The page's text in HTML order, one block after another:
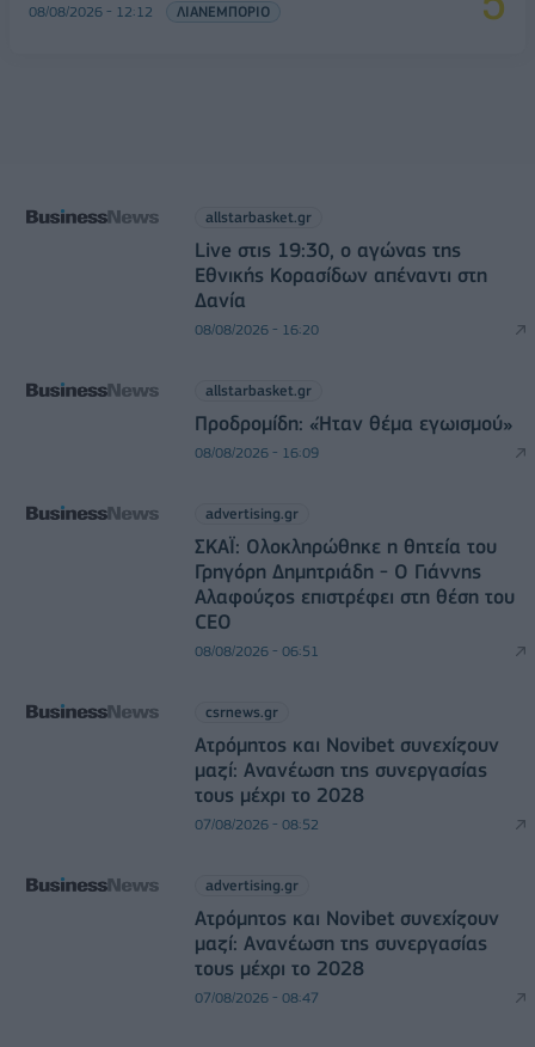
08/08/2026 - 12:12 ΛΙΑΝΕΜΠΟΡΙΟ
allstarbasket.gr
Live στις 19:30, ο αγώνας της
Εθνικής Κορασίδων απέναντι στη
Δανία
08/08/2026 - 16:20
allstarbasket.gr
Προδρομίδη: «Ήταν θέμα εγωισμού»
08/08/2026 - 16:09
advertising.gr
ΣΚΑΪ: Ολοκληρώθηκε η θητεία του
Γρηγόρη Δημητριάδη - Ο Γιάννης
Αλαφούζος επιστρέφει στη θέση του
CEO
08/08/2026 - 06:51
csrnews.gr
Ατρόμητος και Novibet συνεχίζουν
μαζί: Ανανέωση της συνεργασίας
τους μέχρι το 2028
07/08/2026 - 08:52
advertising.gr
Ατρόμητος και Novibet συνεχίζουν
μαζί: Ανανέωση της συνεργασίας
τους μέχρι το 2028
07/08/2026 - 08:47